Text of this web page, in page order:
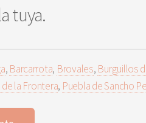
tuya.
, Barcarrota, Brovales, Burguillos
de la Frontera, Puebla de Sancho